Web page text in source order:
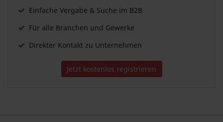
Einfache Vergabe & Suche im B2B
Für alle Branchen und Gewerke
Direkter Kontakt zu Unternehmen
Jetzt kostenlos registrieren